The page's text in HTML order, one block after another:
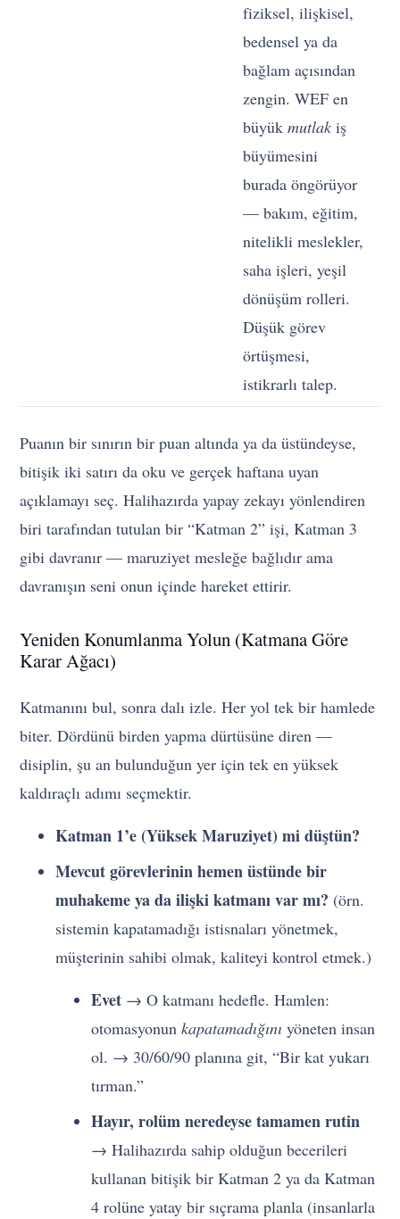
fiziksel, ilişkisel,
bedensel ya da
bağlam açısından
zengin. WEF en
büyükmutlak iş
büyümesini
burada öngörüyor
— bakım, eğitim,
nitelikli meslekler,
saha işleri, yeşil
dönüşüm rolleri.
Düşük görev
örtüşmesi,
istikrarlı talep.
Puanın bir sınırın bir puan altında ya da üstündeyse,
bitişik iki satırı da oku ve gerçek haftana uyan
açıklamayı seç. Halihazırda yapay zekayı yönlendiren
biri tarafından tutulan bir “Katman 2” işi, Katman 3
gibi davranır — maruziyet mesleğe bağlıdır ama
davranışın seni onun içinde hareket ettirir.
Yeniden Konumlanma Yolun (Katmana Göre
Karar Ağacı)
Katmanını bul, sonra dalı izle. Her yol tek bir hamlede
biter. Dördünü birden yapma dürtüsüne diren —
disiplin, şu an bulunduğun yer için tek en yüksek
kaldıraçlı adımı seçmektir.
Katman 1’e (Yüksek Maruziyet) mi düştün?
Mevcut görevlerinin hemen üstünde bir
muhakeme ya da ilişki katmanı var mı? (örn.
sistemin kapatamadığı istisnaları yönetmek,
müşterinin sahibi olmak, kaliteyi kontrol etmek.)
Evet → O katmanı hedefle. Hamlen:
otomasyonunkapatamadığını yöneten insan
ol. → 30/60/90 planına git, “Bir kat yukarı
tırman.”
Hayır, rolüm neredeyse tamamen rutin
→ Halihazırda sahip olduğun becerileri
kullanan bitişik bir Katman 2 ya da Katman
4 rolüne yatay bir sıçrama planla (insanlarla